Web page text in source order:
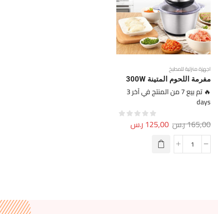
اجهزة منزلية للمطبخ
مفرمة اللحوم المتينة 300W
🔥 تم بيع 7 من المنتج في آخر 3
days
165,00ر.س 125,00 ر.س